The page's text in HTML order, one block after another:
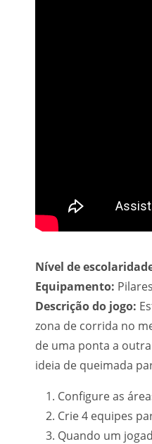
Nível de
Equipamento:
Descrição do jogo:
zona de corrida no
de uma ponta a
ideia de queimada
Configure as
Crie 4 equipes
Quando um